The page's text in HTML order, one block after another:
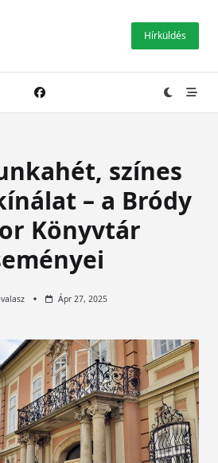
Hírküldés
színes
– a Bródy
Könyvtár
Ápr 27, 2025